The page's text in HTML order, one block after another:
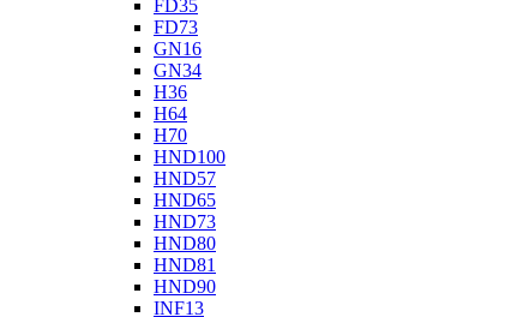
FD35
FD73
GN16
GN34
H36
H64
H70
HND100
HND57
HND65
HND73
HND80
HND81
HND90
INF13